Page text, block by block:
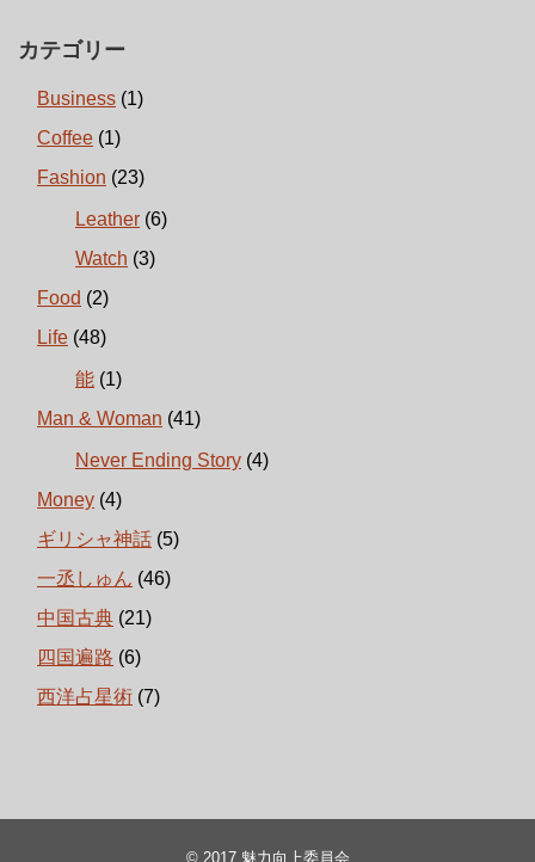
カテゴリー
Business (1)
Coffee (1)
Fashion (23)
Leather (6)
Watch (3)
Food (2)
Life (48)
能 (1)
Man & Woman (41)
Never Ending Story (4)
Money (4)
ギリシャ神話 (5)
一丞しゅん (46)
中国古典 (21)
四国遍路 (6)
西洋占星術 (7)
© 2017 魅力向上委員会